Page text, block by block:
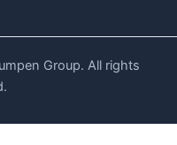
Group. All rights